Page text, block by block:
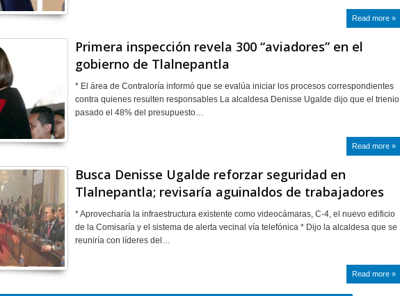
Read more »
Primera inspección revela 300 “aviadores” en el
gobierno de Tlalnepantla
* El área de Contraloría informó que se evalúa iniciar los procesos correspondientes
contra quienes resulten responsables La alcaldesa Denisse Ugalde dijo que el trienio
pasado el 48% del presupuesto…
Read more »
Busca Denisse Ugalde reforzar seguridad en
Tlalnepantla; revisaría aguinaldos de trabajadores
* Aprovecharía la infraestructura existente como videocámaras, C-4, el nuevo edificio
de la Comisaría y el sistema de alerta vecinal vía telefónica * Dijo la alcaldesa que se
reuniría con líderes del…
Read more »